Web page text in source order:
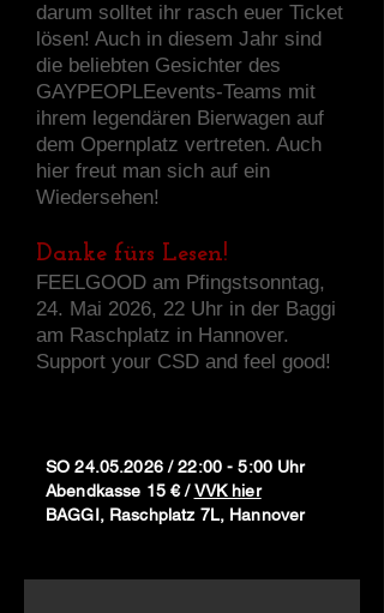
darum solltet ihr rasch euer Ticket
lösen! Auch in diesem Jahr sind
die beliebten Gesichter des
GAYPEOPLEevents-Teams mit
ihrem legendären Bierwagen auf
dem Opernplatz vertreten. Auch
hier freut man sich auf ein
Wiedersehen!
Danke fürs Lesen!
FEELGOOD am Pfingstsonntag,
24. Mai 2026, 22 Uhr in der Baggi
am Raschplatz in Hannover.
Support your CSD and feel good!
SO24.05.2026/ 22:00 - 5:00 Uhr
Abendkasse 15 € /VVK hier
BAGGI, Raschplatz 7L, Hannover